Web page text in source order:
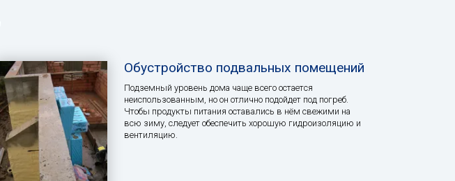
Обустройство подвальных помещений
Подземный уровень дома чаще всего остается
неиспользованным, но он отлично подойдет под погреб.
Чтобы продукты питания оставались в нём свежими на
всю зиму, следует обеспечить хорошую гидроизоляцию и
вентиляцию.